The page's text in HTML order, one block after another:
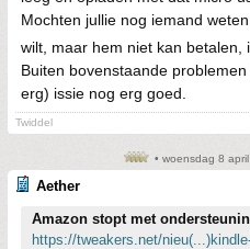
Mochten jullie nog iemand
wilt, maar hem niet kan betalen,
Buiten bovenstaande
erg) issie nog erg goed.
Twiddel
• woensdag 8
Aether
Amazon stopt met
https://tweakers.net/